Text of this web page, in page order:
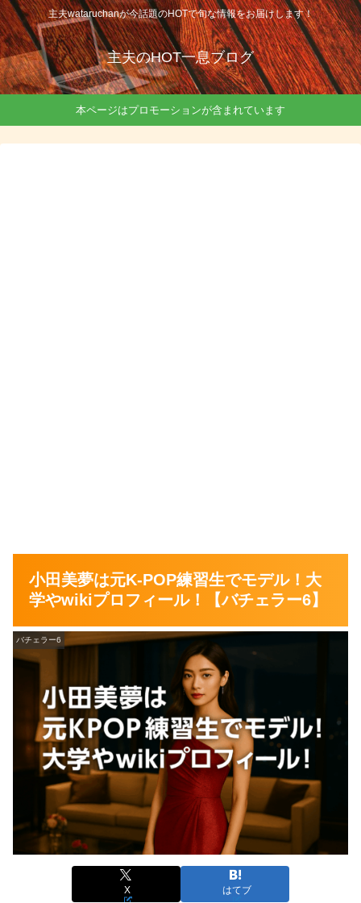
主夫wataruchanが今話題のHOTで旬な情報をお届けします！
主夫のHOT一息ブログ
本ページはプロモーションが含まれています
小田美夢は元K-POP練習生でモデル！大
学やwikiプロフィール！【バチェラー6】
バチェラー6
X はてブ